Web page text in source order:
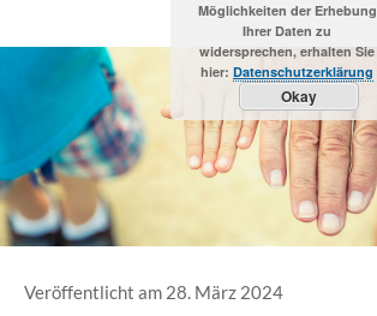
Blog
Kontakt
Veröffentlicht am 28. März 2024
Möglichkeiten der Erhebung
Ihrer Daten zu
widersprechen, erhalten Sie
hier: Datenschutzerklärung
Okay